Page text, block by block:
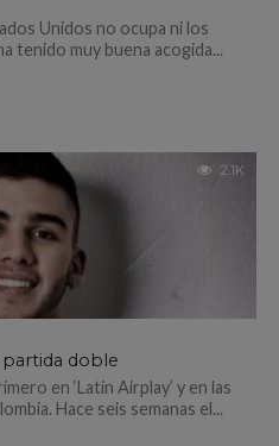
Unidos no ocupa ni los
tenido muy buena acogida...
2.1K
doble
en ‘Latin Airplay’ y en las
Hace seis semanas el...